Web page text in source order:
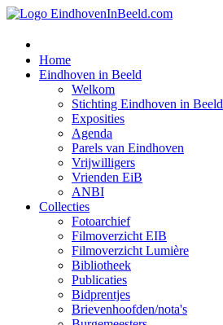
Home
Eindhoven in Beeld
Welkom
Stichting Eindhoven in Beeld
Exposities
Agenda
Parels van Eindhoven
Vrijwilligers
Vrienden EiB
ANBI
Collecties
Fotoarchief
Filmoverzicht EIB
Filmoverzicht Lumière
Bibliotheek
Publicaties
Bidprentjes
Brievenhoofden/nota's